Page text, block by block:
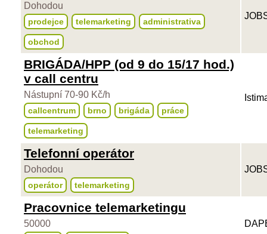
Dohodou
prodejce telemarketing administrativa
obchod
BRIGÁDA/HPP (od 9 do 15/17 hod.)
v call centru
Nástupní 70-90 Kč/h
callcentrum brno brigáda práce
telemarketing
Telefonní operátor
Dohodou
operátor telemarketing
Pracovnice telemarketingu
50000